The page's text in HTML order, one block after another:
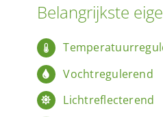
Belangrijkste
Vochtregulerend
Lichtreflecterend